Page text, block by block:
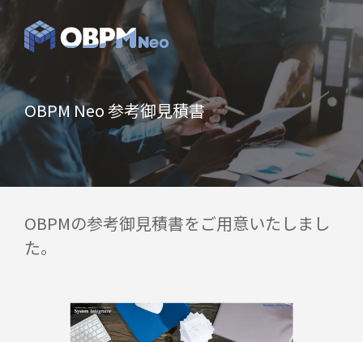
OBPM Neo 参考御見積書
OBPMの参考御見積書をご用意いたしまし
た。